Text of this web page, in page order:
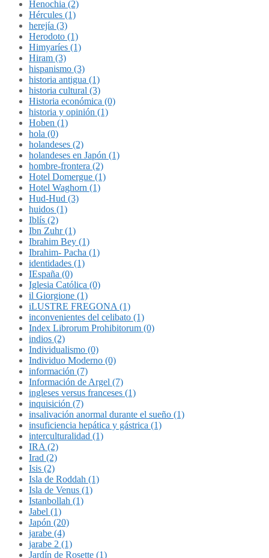
Henochia (2)
Hércules (1)
herejía (3)
Herodoto (1)
Himyaríes (1)
Hiram (3)
hispanismo (3)
historia antigua (1)
historia cultural (3)
Historia económica (0)
historia y opinión (1)
Hoben (1)
hola (0)
holandeses (2)
holandeses en Japón (1)
hombre-frontera (2)
Hotel Domergue (1)
Hotel Waghorn (1)
Hud-Hud (3)
huidos (1)
Iblís (2)
Ibn Zuhr (1)
Ibrahim Bey (1)
Ibrahim- Pacha (1)
identidades (1)
IEspaña (0)
Iglesia Católica (0)
il Giorgione (1)
iLUSTRE FREGONA (1)
inconvenientes del celibato (1)
Index Librorum Prohibitorum (0)
indios (2)
Individualismo (0)
Individuo Moderno (0)
información (7)
Información de Argel (7)
ingleses versus franceses (1)
inquisición (7)
insalivación anormal durante el sueño (1)
insuficiencia hepática y gástrica (1)
interculturalidad (1)
IRA (2)
Irad (2)
Isis (2)
Isla de Roddah (1)
Isla de Venus (1)
Istanbollah (1)
Jabel (1)
Japón (20)
jarabe (4)
jarabe 2 (1)
Jardín de Rosette (1)